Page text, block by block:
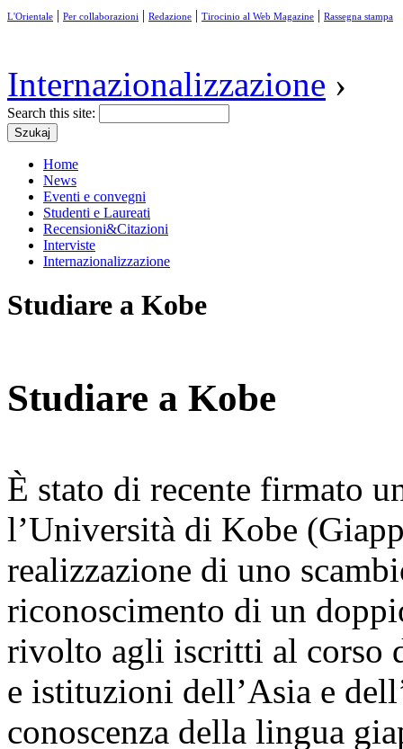
L'Orientale | Per collaborazioni | Redazione | Tirocinio al Web Magazine | Rassegna stampa
Internazionalizzazione ›
Search this site:
Home
News
Eventi e convegni
Studenti e Laureati
Recensioni&Citazioni
Interviste
Internazionalizzazione
Studiare a Kobe
Studiare a Kobe
È stato di recente firmato
l’Università di Kobe
realizzazione di uno
riconoscimento di un
rivolto agli iscritti al corso
e istituzioni dell’Asia e
conoscenza della lingua